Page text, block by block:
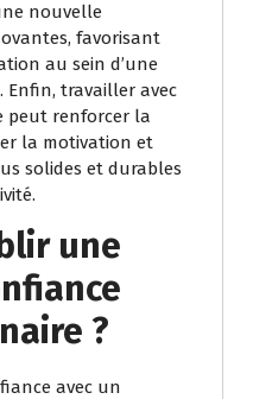
nouvelle
favorisant
au sein d’une
Enfin, travailler avec
peut renforcer la
la motivation et
solides et durables
une
?
avec un